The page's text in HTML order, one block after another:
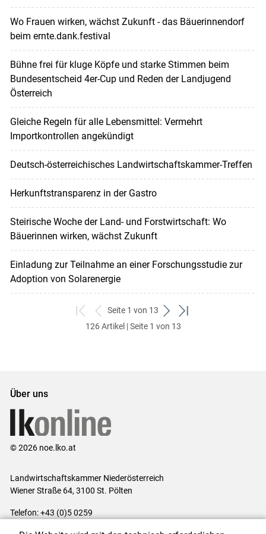
Wo Frauen wirken, wächst Zukunft - das Bäuerinnendorf
beim ernte.dank.festival
Bühne frei für kluge Köpfe und starke Stimmen beim
Bundesentscheid 4er-Cup und Reden der Landjugend
Österreich
Gleiche Regeln für alle Lebensmittel: Vermehrt
Importkontrollen angekündigt
Deutsch-österreichisches Landwirtschaftskammer-Treffen
Herkunftstransparenz in der Gastro
Steirische Woche der Land- und Forstwirtschaft: Wo
Bäuerinnen wirken, wächst Zukunft
Einladung zur Teilnahme an einer Forschungsstudie zur
Adoption von Solarenergie
zum
ersten
zurück
zum
Seite 1 von 13
weiter
zum
zum
126 Artikel | Seite 1 von 13
Über uns
© 2026 noe.lko.at
Landwirtschaftskammer Niederösterreich
Wiener Straße 64, 3100 St. Pölten
Telefon: +43 (0)5 0259